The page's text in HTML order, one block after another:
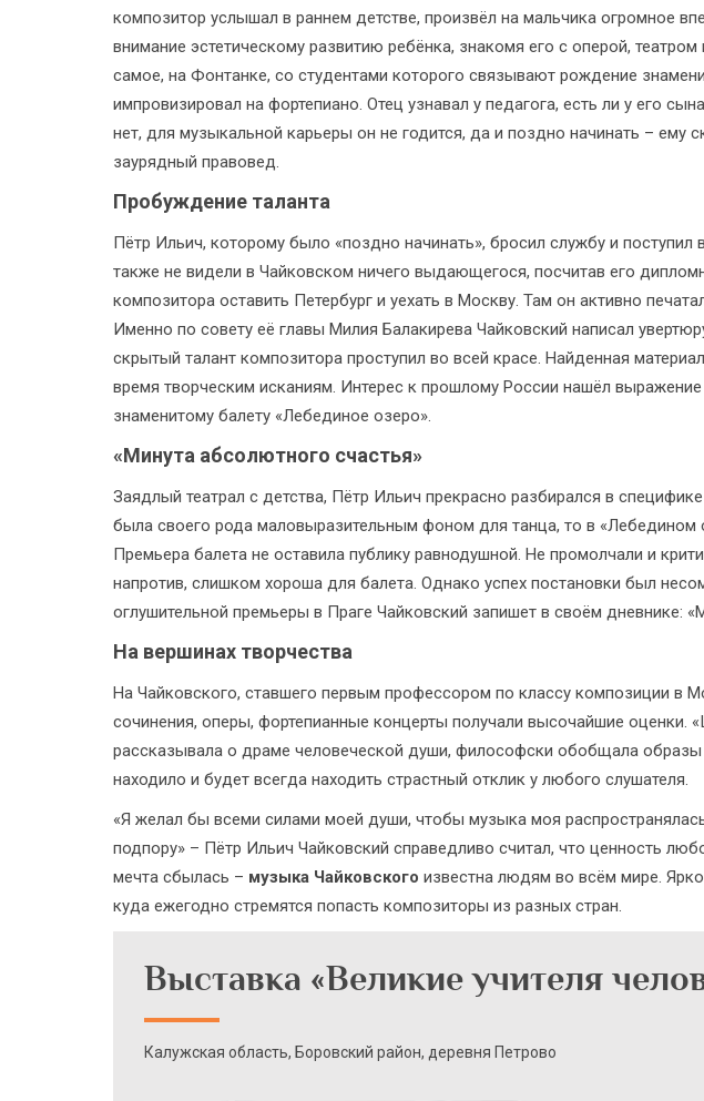
композитор услышал в раннем детстве, произвёл на мальчика огромное
внимание эстетическому развитию ребёнка, знакомя его с оперой,
самое, на Фонтанке, со студентами которого связывают рождение
импровизировал на фортепиано. Отец узнавал у педагога, есть ли у его
нет, для музыкальной карьеры он не годится, да и поздно начинать – ему
заурядный правовед.
Пробуждение таланта
Пётр Ильич, которому было «поздно начинать», бросил службу и
также не видели в Чайковском ничего выдающегося, посчитав его
композитора оставить Петербург и уехать в Москву. Там он активно
Именно по совету её главы Милия Балакирева Чайковский написал
скрытый талант композитора проступил во всей красе. Найденная
время творческим исканиям. Интерес к прошлому России нашёл
знаменитому балету «Лебединое озеро».
«Минута абсолютного счастья»
Заядлый театрал с детства, Пётр Ильич прекрасно разбирался в
была своего рода маловыразительным фоном для танца, то в
Премьера балета не оставила публику равнодушной. Не промолчали и
напротив, слишком хороша для балета. Однако успех постановки был
оглушительной премьеры в Праге Чайковский запишет в своём дневнике:
На вершинах творчества
На Чайковского, ставшего первым профессором по классу композиции в
сочинения, оперы, фортепианные концерты получали высочайшие оценки.
рассказывала о драме человеческой души, философски обобщала
находило и будет всегда находить страстный отклик у любого слушателя.
«Я желал бы всеми силами моей души, чтобы музыка моя
подпору» – Пётр Ильич Чайковский справедливо считал, что ценность
мечта сбылась – музыка Чайковского известна людям во всём мире.
куда ежегодно стремятся попасть композиторы из разных стран.
Выставка «Великие учителя
Калужская область, Боровский район, деревня Петрово